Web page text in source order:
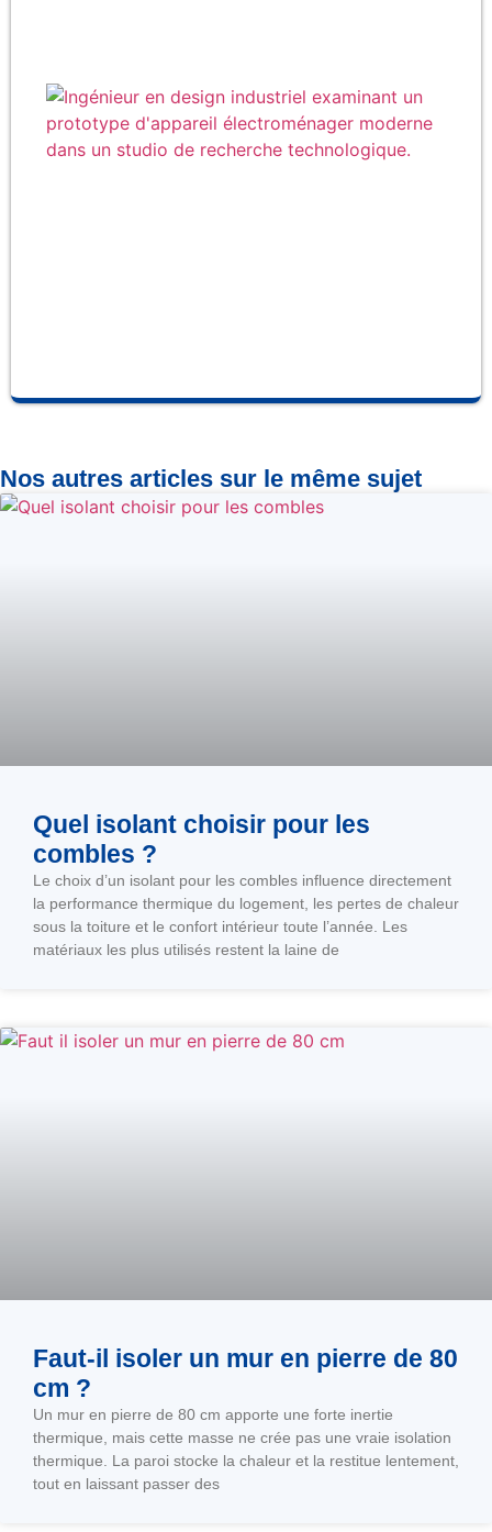
Nos autres articles sur le même sujet
Quel isolant choisir pour les
combles ?
Le choix d’un isolant pour les combles influence directement
la performance thermique du logement, les pertes de chaleur
sous la toiture et le confort intérieur toute l’année. Les
matériaux les plus utilisés restent la laine de
Faut-il isoler un mur en pierre de 80
cm ?
Un mur en pierre de 80 cm apporte une forte inertie
thermique, mais cette masse ne crée pas une vraie isolation
thermique. La paroi stocke la chaleur et la restitue lentement,
tout en laissant passer des